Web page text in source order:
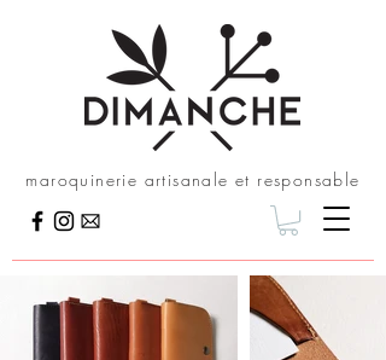
maroquinerie artisanale et responsable